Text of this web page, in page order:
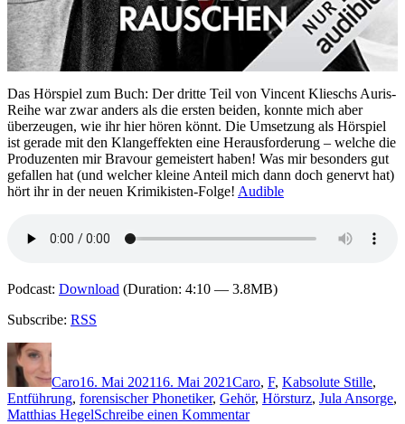
Das Hörspiel zum Buch: Der dritte Teil von Vincent Klieschs Auris-
Reihe war zwar anders als die ersten beiden, konnte mich aber
überzeugen, wie ihr hier hören könnt. Die Umsetzung als Hörspiel
ist gerade mit den Klangeffekten eine Herausforderung – welche die
Produzenten mir Bravour gemeistert haben! Was mir besonders gut
gefallen hat (und welcher kleine Anteil mich dann doch genervt hat)
hört ihr in der neuen Krimikisten-Folge! Audible
Podcast: Download (Duration: 4:10 — 3.8MB)
Subscribe: RSS
Autor
Caro16. Mai 202116. Mai 2021Caro, F, Kabsolute Stille,
Entführung, forensischer Phonetiker, Gehör, Hörsturz, Jula Ansorge,
Matthias HegelSchreibe einen Kommentarzu